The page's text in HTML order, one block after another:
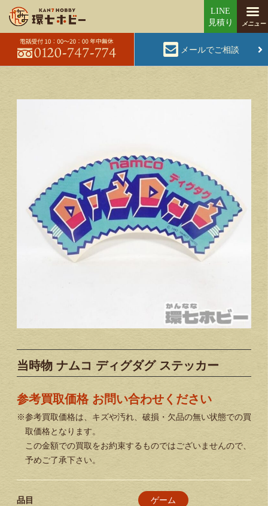
メールでご相談
当時物 ナムコ ディグダグ ステッカー
参考買取価格 お問い合わせください
※参考買取価格は、キズや汚れ、破損・欠品の無い状態での買
取価格となります。
この金額での買取をお約束するものではございませんので、
予めご了承下さい。
品目 ゲーム